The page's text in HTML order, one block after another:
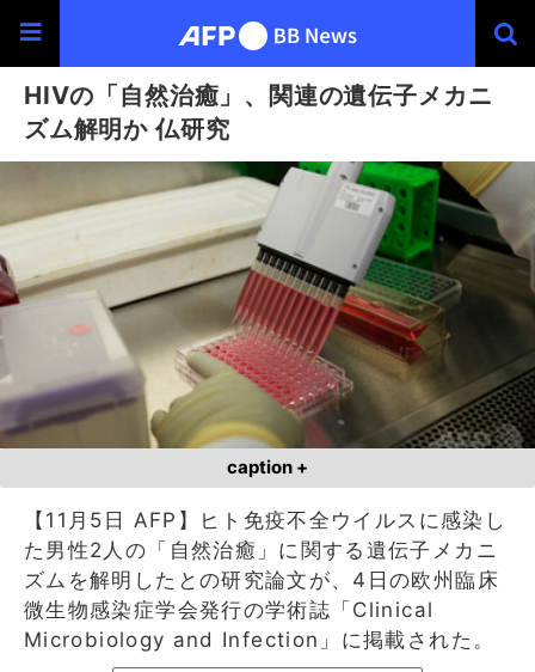
HIVの「自然治癒」、関連の遺伝子メカニ
ズム解明か 仏研究
caption +
【11月5日 AFP】ヒト免疫不全ウイルスに感染し
た男性2人の「自然治癒」に関する遺伝子メカニ
ズムを解明したとの研究論文が、4日の欧州臨床
微生物感染症学会発行の学術誌「Clinical
Microbiology and Infection」に掲載された。